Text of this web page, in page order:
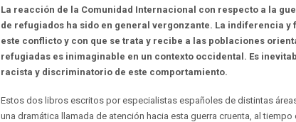
La reacción de la Comunidad Internacional con respecto a la
de refugiados ha sido en general vergonzante. La indiferencia y
este conflicto y con que se trata y recibe a las poblaciones
refugiadas es inimaginable en un contexto occidental. Es
racista y discriminatorio de este comportamiento.
Estos dos libros escritos por especialistas españoles de distintas
una dramática llamada de atención hacia esta guerra cruenta, al